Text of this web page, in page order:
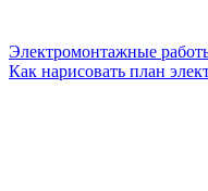
Электромонтажные
Как нарисовать план